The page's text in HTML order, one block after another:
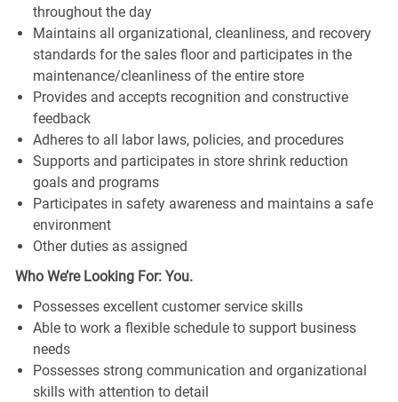
throughout the day
Maintains all organizational, cleanliness, and recovery
standards for the sales floor and participates in the
maintenance/cleanliness of the entire store
Provides and accepts recognition and constructive
feedback
Adheres to all labor laws, policies, and procedures
Supports and participates in store shrink reduction
goals and programs
Participates in safety awareness and maintains a safe
environment
Other duties as assigned
Who We’re Looking For: You.
Possesses excellent customer service skills
Able to work a flexible schedule to support business
needs
Possesses strong communication and organizational
skills with attention to detail